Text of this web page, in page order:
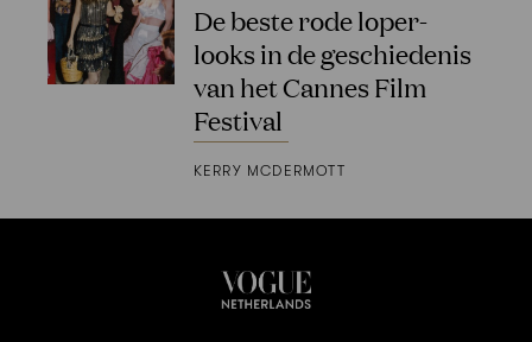
De beste rode loper-
looks in de geschiedenis
van het Cannes Film
Festival
KERRY MCDERMOTT